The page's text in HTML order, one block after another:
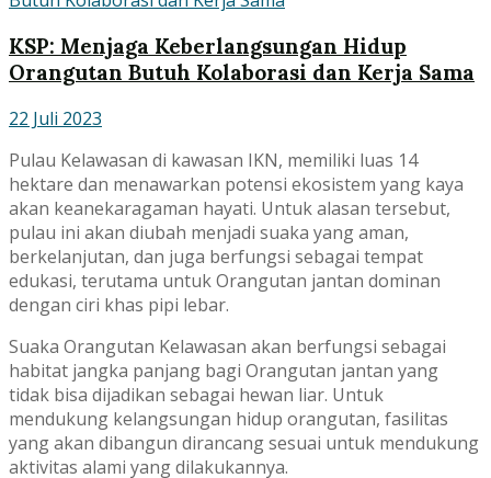
KSP: Menjaga Keberlangsungan Hidup
Orangutan Butuh Kolaborasi dan Kerja Sama
22 Juli 2023
Pulau Kelawasan di kawasan IKN, memiliki luas 14
hektare dan menawarkan potensi ekosistem yang kaya
akan keanekaragaman hayati. Untuk alasan tersebut,
pulau ini akan diubah menjadi suaka yang aman,
berkelanjutan, dan juga berfungsi sebagai tempat
edukasi, terutama untuk Orangutan jantan dominan
dengan ciri khas pipi lebar.
Suaka Orangutan Kelawasan akan berfungsi sebagai
habitat jangka panjang bagi Orangutan jantan yang
tidak bisa dijadikan sebagai hewan liar. Untuk
mendukung kelangsungan hidup orangutan, fasilitas
yang akan dibangun dirancang sesuai untuk mendukung
aktivitas alami yang dilakukannya.